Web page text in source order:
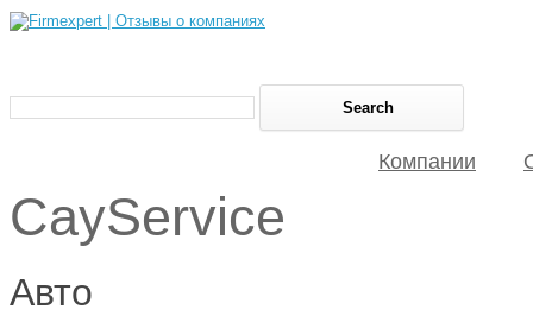
Компании
CayService
Авто